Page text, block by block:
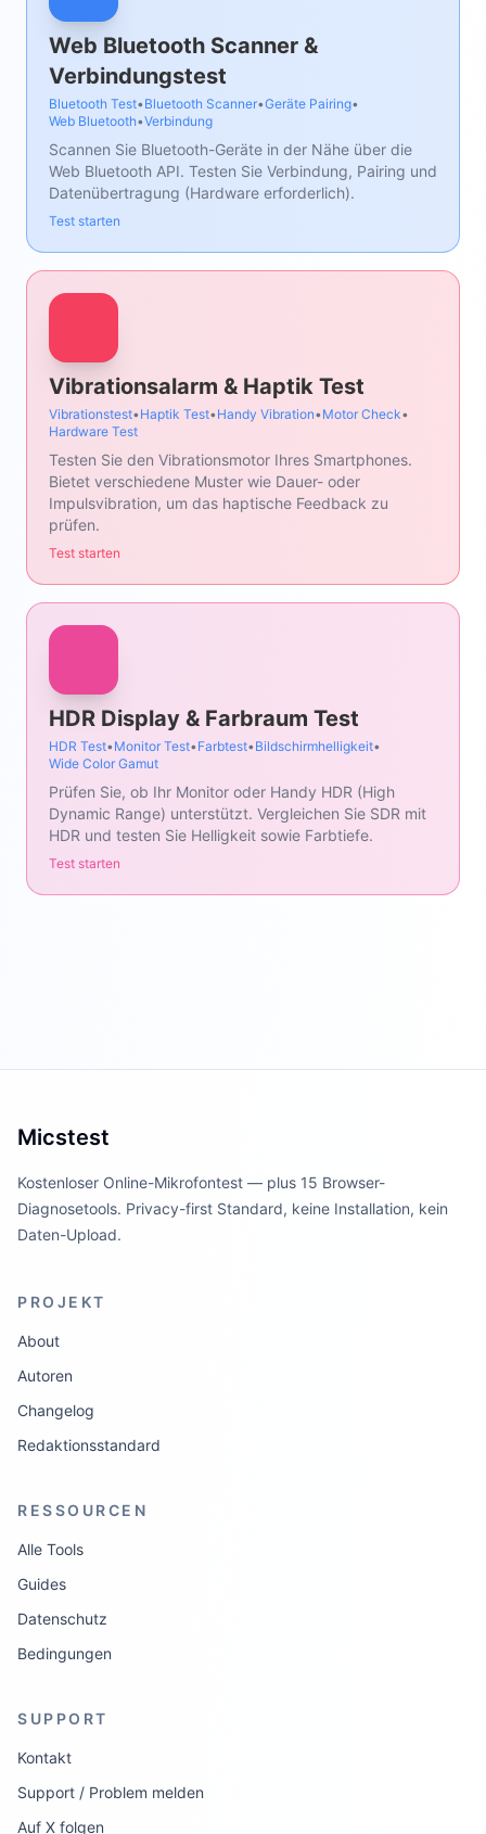
Web Bluetooth Scanner &
Verbindungstest
Bluetooth Test• Bluetooth Scanner•Geräte Pairing•
Web Bluetooth•Verbindung
Scannen Sie Bluetooth-Geräte in der Nähe über die
Web Bluetooth API. Testen Sie Verbindung, Pairing und
Datenübertragung (Hardware erforderlich).
Test starten
Vibrationsalarm & Haptik Test
Vibrationstest•Haptik Test•Handy Vibration•Motor Check•
Hardware Test
Testen Sie den Vibrationsmotor Ihres Smartphones.
Bietet verschiedene Muster wie Dauer- oder
Impulsvibration, um das haptische Feedback zu
prüfen.
Test starten
HDR Display & Farbraum Test
HDR Test•Monitor Test•Farbtest•Bildschirmhelligkeit•
Wide Color Gamut
Prüfen Sie, ob Ihr Monitor oder Handy HDR (High
Dynamic Range) unterstützt. Vergleichen Sie SDR mit
HDR und testen Sie Helligkeit sowie Farbtiefe.
Test starten
Micstest
Kostenloser Online-Mikrofontest — plus 15 Browser-
Diagnosetools. Privacy-first Standard, keine Installation, kein
Daten-Upload.
PROJEKT
About
Autoren
Changelog
Redaktionsstandard
RESSOURCEN
Alle Tools
Guides
Datenschutz
Bedingungen
SUPPORT
Kontakt
Support / Problem melden
Auf X folgen